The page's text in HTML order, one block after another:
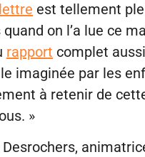
lettre est tellement
on l’a lue ce
rapport complet
imaginée par les
à retenir de
»